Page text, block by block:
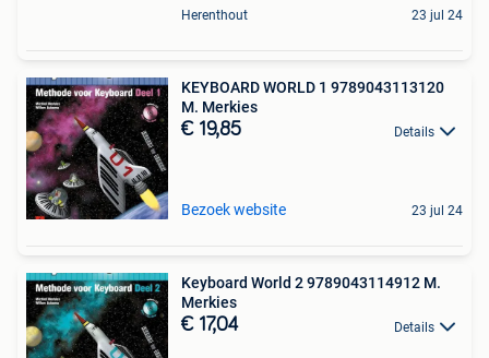
Herenthout 23 jul 24
KEYBOARD WORLD 1 9789043113120
M. Merkies
€ 19,85 Details
Bezoek website 23 jul 24
Keyboard World 2 9789043114912 M.
Merkies
€ 17,04 Details